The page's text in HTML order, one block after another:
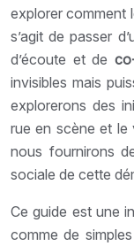
explorer comment
s’agit de passer
d’écoute et de
invisibles mais
explorerons des
rue en scène et le
nous fournirons
sociale de cette
Ce guide est une
comme de